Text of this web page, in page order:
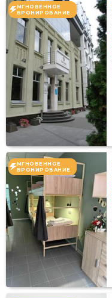
МГНОВЕННОЕ
БРОНИРОВАНИЕ
МГНОВЕННОЕ
БРОНИРОВАНИЕ